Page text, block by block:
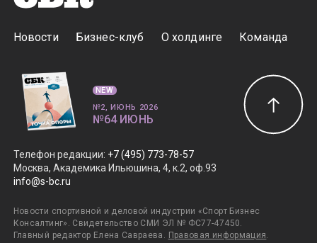
Новости Бизнес-клуб О холдинге Команда
Телефон редакции: +7 (495) 773-78-57
Москва, Академика Ильюшина, 4, к.2, оф.93
info@s-bc.ru
Новости спортивной и деловой индустрии «Спорт Бизнес
Консалтинг». Свидетельство СМИ ЭЛ № ФС77-47450.
Главный редактор Елена Савраева. Правовая информация.
NEW
№2, ИЮНЬ 2026
№64 ИЮНЬ